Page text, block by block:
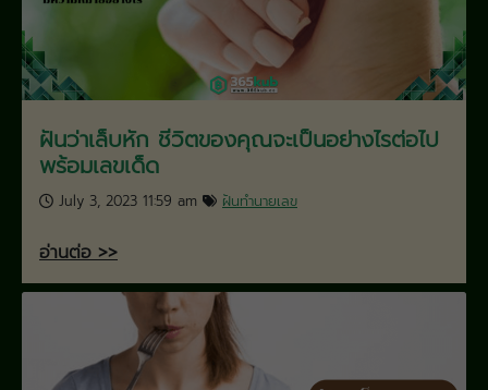
ฝันว่าเล็บหัก ชีวิตของคุณจะเป็นอย่างไรต่อไป
พร้อมเลขเด็ด
July 3, 2023 11:59 am ฝันทำนายเลข
อ่านต่อ >>